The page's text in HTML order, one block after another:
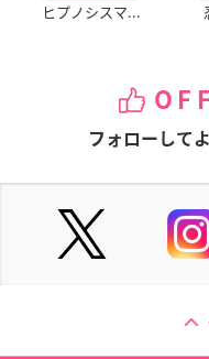
ヒプノシスマ...
フォローして